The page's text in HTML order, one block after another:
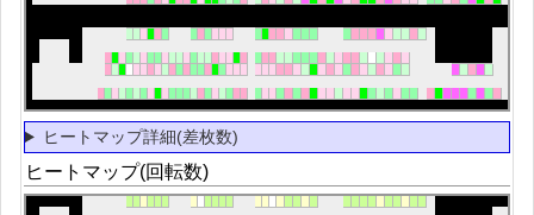
ヒートマップ詳細(差枚数)
ヒートマップ(回転数)